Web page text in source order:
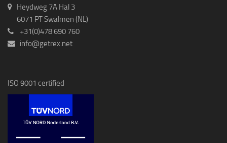
Heydweg 7A Hal 3
6071 PT Swalmen (NL)
+31(0)478 690 760
info@getrex.net
ISO 9001 certified